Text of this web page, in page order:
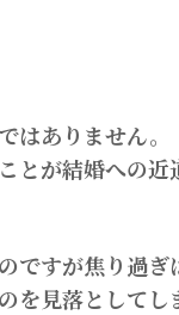
はありません。
が結婚への近
すが焦り過ぎ
を見落として